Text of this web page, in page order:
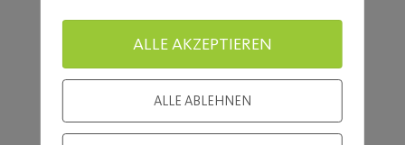
ALLE AKZEPTIEREN
ALLE ABLEHNEN